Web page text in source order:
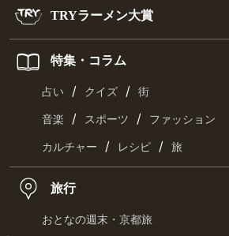
TRYラーメン大賞
特集・コラム
占い / クイズ / 街
音楽 / スポーツ / ファッション
カルチャー / レシピ / 旅
旅行
おとなの週末・京都旅